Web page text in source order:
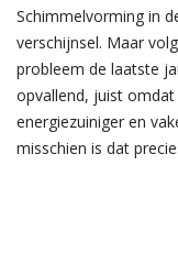
Schimmelvorming in
verschijnsel. Maar
probleem de laatste
opvallend, juist
energiezuiniger en
misschien is dat